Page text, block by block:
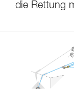
die Rettung